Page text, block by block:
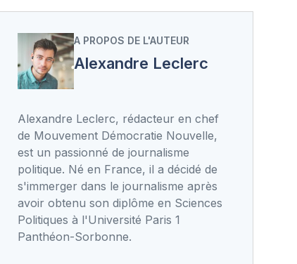
A PROPOS DE L'AUTEUR
Alexandre Leclerc
Alexandre Leclerc, rédacteur en chef
de Mouvement Démocratie Nouvelle,
est un passionné de journalisme
politique. Né en France, il a décidé de
s'immerger dans le journalisme après
avoir obtenu son diplôme en Sciences
Politiques à l'Université Paris 1
Panthéon-Sorbonne.